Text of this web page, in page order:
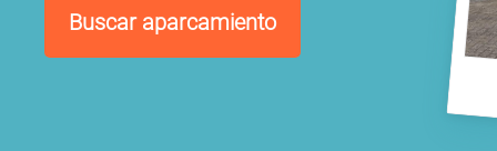
Buscar aparcamiento